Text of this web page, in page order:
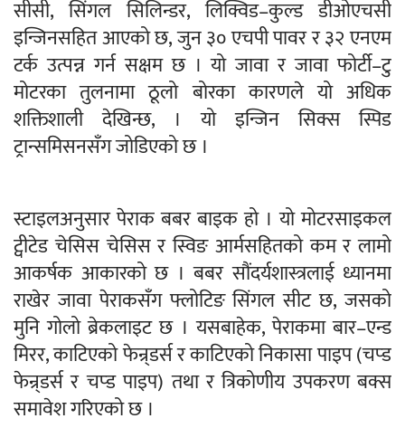
सीसी, सिंगल सिलिन्डर, लिक्विड–कुल्ड डीओएचसी
इन्जिनसहित आएको छ, जुन ३० एचपी पावर र ३२ एनएम
टर्क उत्पन्न गर्न सक्षम छ । यो जावा र जावा फोर्टी–टु
मोटरका तुलनामा ठूलो बोरका कारणले यो अधिक
शक्तिशाली देखिन्छ, । यो इन्जिन सिक्स स्पिड
ट्रान्समिसनसँग जोडिएको छ ।
स्टाइलअनुसार पेराक बबर बाइक हो । यो मोटरसाइकल
ट्वीटेड चेसिस चेसिस र स्विङ आर्मसहितको कम र लामो
आकर्षक आकारको छ । बबर सौंदर्यशास्त्रलाई ध्यानमा
राखेर जावा पेराकसँग फ्लोटिङ सिंगल सीट छ, जसको
मुनि गोलो ब्रेकलाइट छ । यसबाहेक, पेराकमा बार–एन्ड
मिरर, काटिएको फेन्र्डर्स र काटिएको निकासा पाइप (चप्ड
फेन्र्डर्स र चप्ड पाइप) तथा र त्रिकोणीय उपकरण बक्स
समावेश गरिएको छ ।